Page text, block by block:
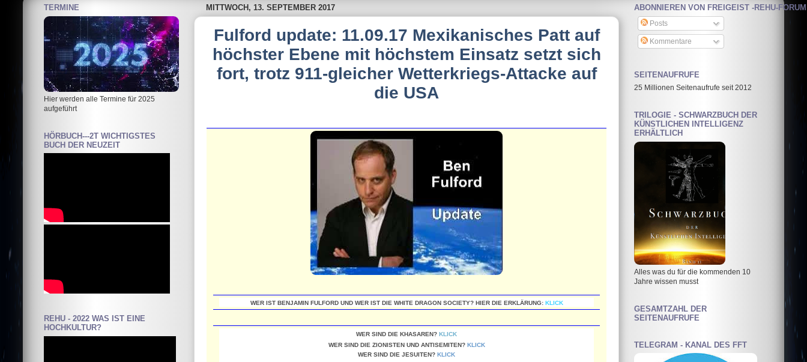
MITTWOCH, 13. SEPTEMBER 2017
Fulford update: 11.09.17 Mexikanisches Patt auf
höchster Ebene mit höchstem Einsatz setzt sich
fort, trotz 911-gleicher Wetterkriegs-Attacke auf
die USA
WER IST BENJAMIN FULFORD UND WER IST DIE WHITE DRAGON SOCIETY? HIER DIE ERKLÄRUNG:KLICK
WER SIND DIE KHASAREN? KLICK
WER SIND DIE ZIONISTEN UND ANTISEMITEN? KLICK
WER SIND DIE JESUITEN? KLICK
TERMINE
Hier werden alle Termine für 2025
aufgeführt
HÖRBUCH---2T WICHTIGSTES
BUCH DER NEUZEIT
REHU - 2022 WAS IST EINE
HOCHKULTUR?
ABONNIEREN VON FREIGEIST -REHU-FORUM
Posts
Kommentare
SEITENAUFRUFE
25 Millionen Seitenaufrufe seit 2012
TRILOGIE - SCHWARZBUCH DER
KÜNSTLICHEN INTELLIGENZ
ERHÄLTLICH
Alles was du für die kommenden 10
Jahre wissen musst
GESAMTZAHL DER
SEITENAUFRUFE
TELEGRAM - KANAL DES FFT